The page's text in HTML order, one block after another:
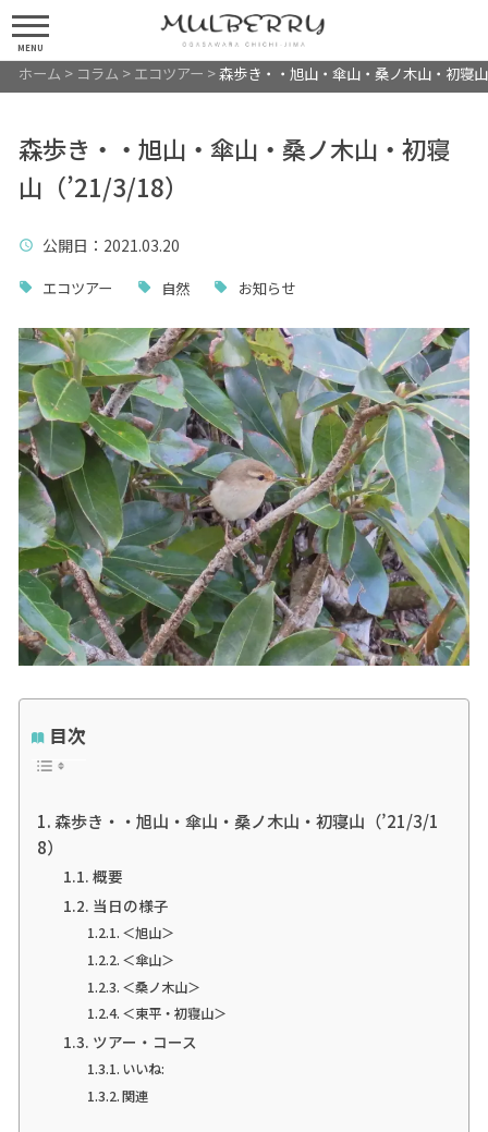
MENU
ホーム > コラム > エコツアー >森歩き・・旭山・傘山・桑ノ木山・初寝
森歩き・・旭山・傘山・桑ノ木山・初寝
山（’21/3/18）
公開日 ：2021.03.20
エコツアー 自然 お知らせ
目次
森歩き・・旭山・傘山・桑ノ木山・初寝山（’21/3/1
8）
概要
当日の様子
＜旭山＞
＜傘山＞
＜桑ノ木山＞
＜東平・初寝山＞
ツアー・コース
いいね:
関連